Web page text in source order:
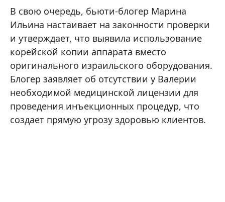
В свою очередь, бьюти-блогер Марина
Ильина настаивает на законности проверки
и утверждает, что выявила использование
корейской копии аппарата вместо
оригинального израильского оборудования.
Блогер заявляет об отсутствии у Валерии
необходимой медицинской лицензии для
проведения инъекционных процедур, что
создает прямую угрозу здоровью клиентов.